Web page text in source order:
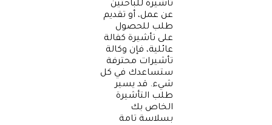
تأشيرة للباحثين
عن عمل، أو تقديم
طلب للحصول
على تأشيرة كفالة
عائلية، فإن وكالة
تأشيرات محترفة
ستساعدك في كل
شيء. قد يسير
طلب التأشيرة
الخاص بك
بسلاسة تامة